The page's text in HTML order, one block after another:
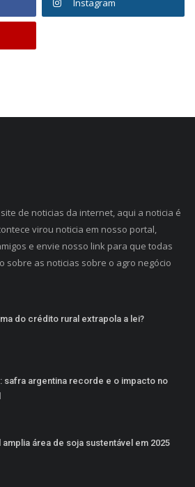
Instagram
de noticias da internet, aqui a noticia é
virou noticia em nosso portal,
e envie nosso link para que todas
sobre as noticias sobre o agro negócio
do crédito rural extrapola a lei?
safra argentina recorde e o impacto no
amplia área de soja sustentável em 2025